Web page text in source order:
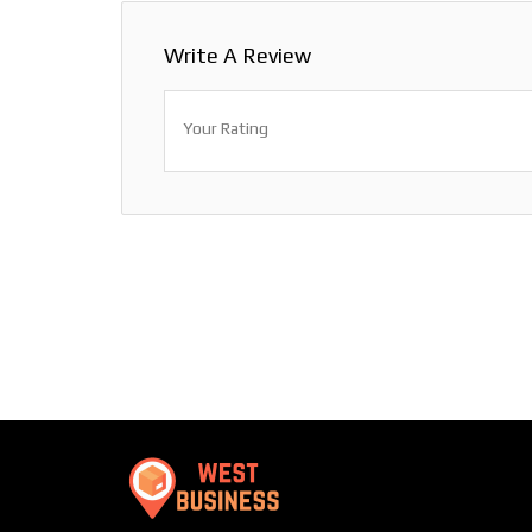
Write A Review
Your Rating